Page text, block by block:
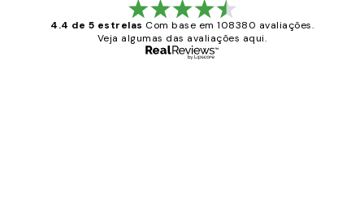
4.4 de 5 estrelas Com base em 108380 avaliações.
Veja algumas das avaliações aqui.